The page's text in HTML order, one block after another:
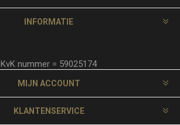
INFORMATIE
KvK nummer = 59025174
MIJN ACCOUNT
KLANTENSERVICE